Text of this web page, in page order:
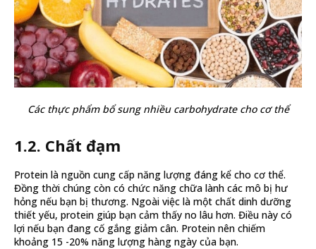
Các thực phẩm bổ sung nhiều carbohydrate cho cơ thể
1.2. Chất đạm
Protein là nguồn cung cấp năng lượng đáng kể cho cơ thể.
Đồng thời chúng còn có chức năng chữa lành các mô bị hư
hỏng nếu bạn bị thương. Ngoài việc là một chất dinh dưỡng
thiết yếu, protein giúp bạn cảm thấy no lâu hơn. Điều này có
lợi nếu bạn đang cố gắng giảm cân. Protein nên chiếm
khoảng 15 -20% năng lượng hàng ngày của bạn.